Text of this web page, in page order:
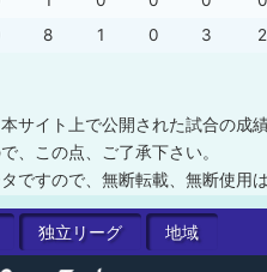
8 1 0 3 2
サイト上で公開された試合の成
、この点、ご了承下さい。
すので、無断転載、無断使用は
独立リーグ 地域